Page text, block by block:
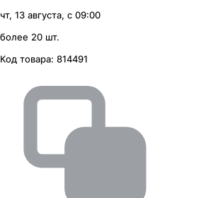
чт, 13 августа, с 09:00
более 20 шт.
Код товара: 814491